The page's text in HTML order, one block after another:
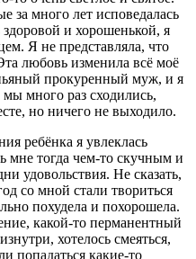
за много лет исповедалась
и хорошенькой, я
Я не представляла, что
любовь изменила всё моё
прокуренный муж, и я
мы много раз сходились,
но ничего не выходило.
ребёнка я увлеклась
мне тогда чем-то скучным и
удовольствия. Не сказать,
со мной стали твориться
похудела и похорошела.
какой-то перманентный
хотелось смеяться,
попадаться какие-то